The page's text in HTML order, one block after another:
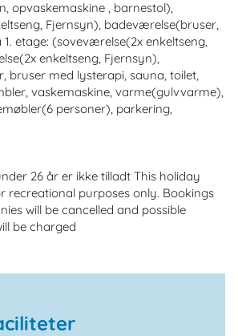
opvaskemaskine , barnestol),
Fjernsyn), badeværelse(bruser,
etage: (soveværelse(2x enkeltseng,
enkeltseng, Fjernsyn),
bruser med lysterapi, sauna, toilet,
vaskemaskine, varme(gulvvarme),
personer), parkering,
26 år er ikke tilladt This holiday
recreational purposes only. Bookings
will be cancelled and possible
be charged